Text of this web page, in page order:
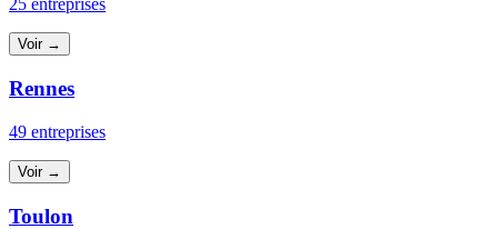
25 entreprises
Voir →
Rennes
49 entreprises
Voir →
Toulon